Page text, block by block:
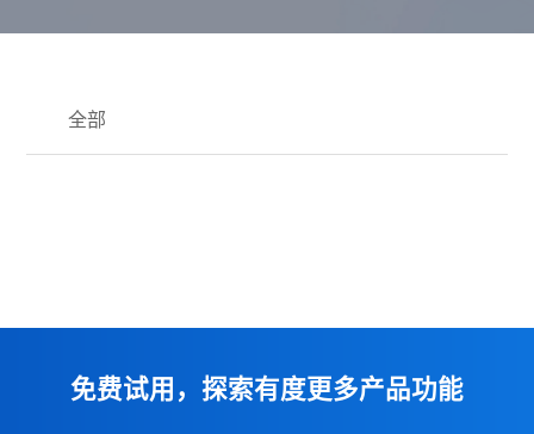
全部
免费试用，探索有度更多产品功能